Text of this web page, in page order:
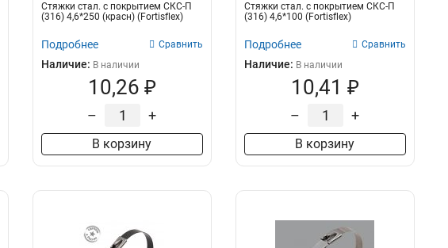
Стяжки стал. с покрытием СКС-П
(316) 4,6*250 (красн) (Fortisflex)
Подробнее Сравнить
Наличие: В наличии
10,26 ₽
– +
В корзину
Стяжки стал. с покрытием СКС-П
(316) 4,6*100 (Fortisflex)
Подробнее Сравнить
Наличие: В наличии
10,41 ₽
– +
В корзину